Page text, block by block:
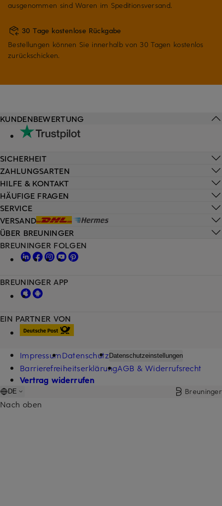
ausgenommen sind Waren im Speditionsversand.
30 Tage kostenlose Rückgabe
Bestellungen können Sie innerhalb von 30 Tagen kostenlos
zurückschicken.
HILFE & KONTAKT
HÄUFIGE FRAGEN
SERVICE
VERSAND
KUNDENBEWERTUNG
SICHERHEIT
ZAHLUNGSARTEN
ÜBER BREUNINGER
EIN PARTNER VON
BREUNINGER FOLGEN
BREUNINGER APP
ImpressumDatenschutz Datenschutzeinstellungen
BarrierefreiheitserklärungAGB & Widerrufsrecht
Vertrag widerrufen
DE Breuninger
Nach oben